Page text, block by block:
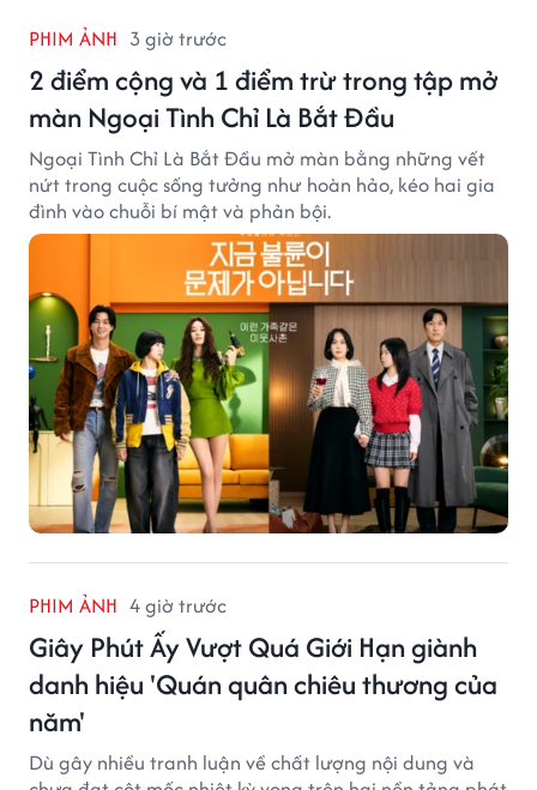
PHIM ẢNH 3 giờ trước
2 điểm cộng và 1 điểm trừ trong tập mở
màn Ngoại Tình Chỉ Là Bắt Đầu
Ngoại Tình Chỉ Là Bắt Đầu mở màn bằng những vết
nứt trong cuộc sống tưởng như hoàn hảo, kéo hai gia
đình vào chuỗi bí mật và phản bội.
PHIM ẢNH 4 giờ trước
Giây Phút Ấy Vượt Quá Giới Hạn giành
danh hiệu 'Quán quân chiêu thương của
năm'
Dù gây nhiều tranh luận về chất lượng nội dung và